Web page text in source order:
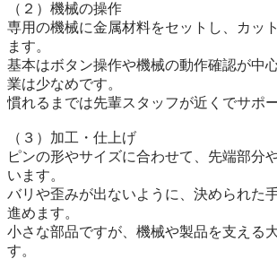
（２）機械の操作
専用の機械に金属材料をセットし、カッ
ます。
基本はボタン操作や機械の動作確認が中
業は少なめです。
慣れるまでは先輩スタッフが近くでサポ
（３）加工・仕上げ
ピンの形やサイズに合わせて、先端部分
います。
バリや歪みが出ないように、決められた
進めます。
小さな部品ですが、機械や製品を支える
す。